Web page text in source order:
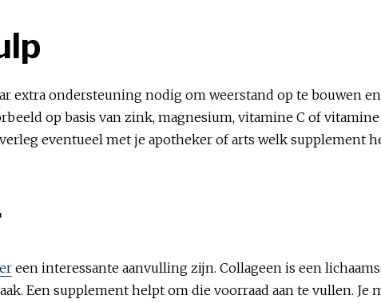
extra ondersteuning nodig om weerstand op te bouwen
op basis van zink, magnesium, vitamine C of
eventueel met je apotheker of arts welk supplement
een interessante aanvulling zijn. Collageen is een
Een supplement helpt om die voorraad aan te vullen. Je